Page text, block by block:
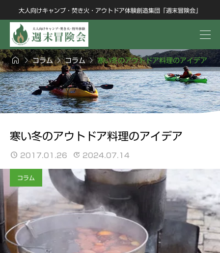
大人向けキャンプ・焚き火・アウトドア体験創造集団「週末冒険会」
コラムコラム寒い冬のアウトドア料理のアイデア
寒い冬のアウトドア料理のアイデア
2017.01.26 2024.07.14
コラム